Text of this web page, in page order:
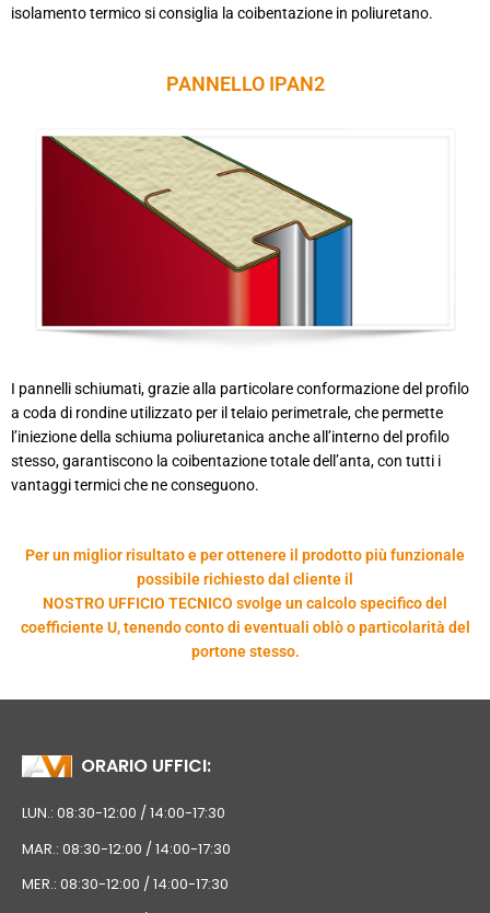
isolamento termico si consiglia la coibentazione in poliuretano.
PANNELLO IPAN2
I pannelli schiumati, grazie alla particolare conformazione del profilo
a coda di rondine utilizzato per il telaio perimetrale, che permette
l’iniezione della schiuma poliuretanica anche all’interno del profilo
stesso, garantiscono la coibentazione totale dell’anta, con tutti i
vantaggi termici che ne conseguono.
Per un miglior risultato e per ottenere il prodotto più funzionale
possibile richiesto dal cliente il
NOSTRO UFFICIO TECNICO svolge un calcolo specifico del
coefficiente U, tenendo conto di eventuali oblò o particolarità del
portone stesso.
ORARIO UFFICI:
LUN.: 08:30-12:00 / 14:00-17:30
MAR.: 08:30-12:00 / 14:00-17:30
MER.: 08:30-12:00 / 14:00-17:30